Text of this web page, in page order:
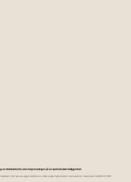
en drømmehytte uten begrensninger på en spektakulær beliggenhet.
Her kan du velge mellom en rekke unike hyttetomter som varierer i størrelse fra 800 til 1900